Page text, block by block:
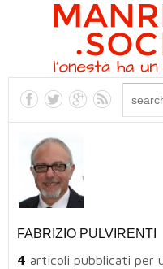
FABRIZIO PULVIRENTI
4 articoli pubblicati per